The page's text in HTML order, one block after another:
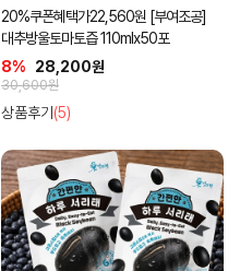
20%쿠폰혜택가22,560원 [부여조공]
대추방울토마토즙 110mlx50포
8%
28,200원
30,600원
상품후기 (5)